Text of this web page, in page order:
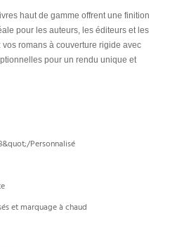
haut de gamme offrent une finition
pour les auteurs, les éditeurs et les
romans à couverture rigide avec
pour un rendu unique et
Personnalisé
et marquage à chaud